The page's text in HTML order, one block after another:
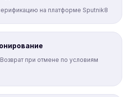
на платформе Sputnik8
при отмене по условиям